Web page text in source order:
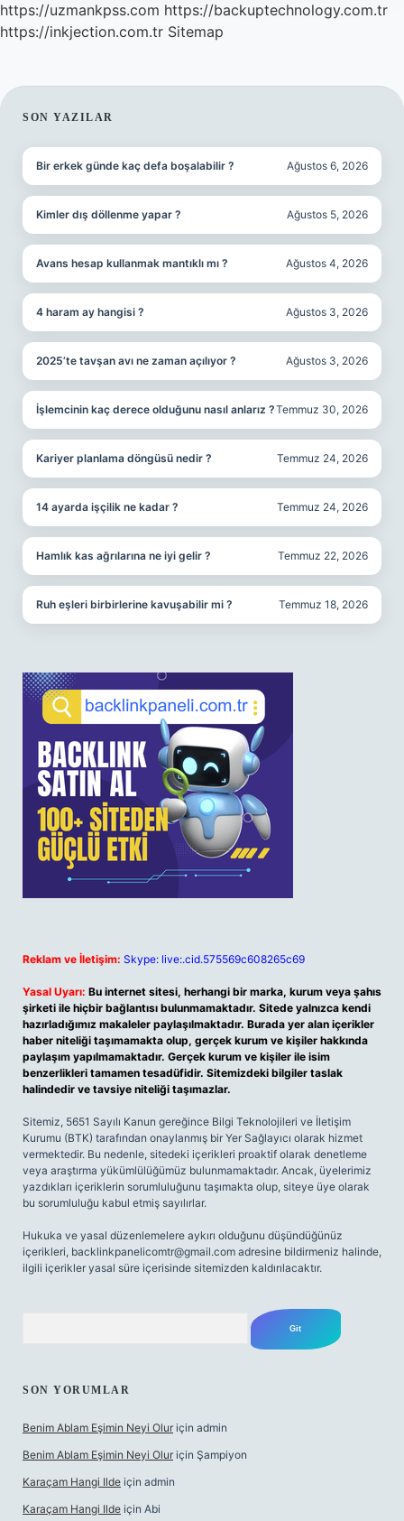
https://uzmankpss.com https://backuptechnology.com.tr
https://inkjection.com.tr Sitemap
SIDEBAR
SON YAZILAR
Bir erkek günde kaç defa boşalabilir ? Ağustos 6, 2026
Kimler dış döllenme yapar ? Ağustos 5, 2026
Avans hesap kullanmak mantıklı mı ? Ağustos 4, 2026
4 haram ay hangisi ? Ağustos 3, 2026
2025’te tavşan avı ne zaman açılıyor ? Ağustos 3, 2026
İşlemcinin kaç derece olduğunu nasıl anlarız ?Temmuz 30, 2026
Kariyer planlama döngüsü nedir ? Temmuz 24, 2026
14 ayarda işçilik ne kadar ? Temmuz 24, 2026
Hamlık kas ağrılarına ne iyi gelir ? Temmuz 22, 2026
Ruh eşleri birbirlerine kavuşabilir mi ? Temmuz 18, 2026
Reklam ve İletişim: Skype: live:.cid.575569c608265c69
Yasal Uyarı: Bu internet sitesi, herhangi bir marka, kurum veya şahıs
şirketi ile hiçbir bağlantısı bulunmamaktadır. Sitede yalnızca kendi
hazırladığımız makaleler paylaşılmaktadır. Burada yer alan içerikler
haber niteliği taşımamakta olup, gerçek kurum ve kişiler hakkında
paylaşım yapılmamaktadır. Gerçek kurum ve kişiler ile isim
benzerlikleri tamamen tesadüfidir. Sitemizdeki bilgiler taslak
halindedir ve tavsiye niteliği taşımazlar.
Sitemiz, 5651 Sayılı Kanun gereğince Bilgi Teknolojileri ve İletişim
Kurumu (BTK) tarafından onaylanmış bir Yer Sağlayıcı olarak hizmet
vermektedir. Bu nedenle, sitedeki içerikleri proaktif olarak denetleme
veya araştırma yükümlülüğümüz bulunmamaktadır. Ancak, üyelerimiz
yazdıkları içeriklerin sorumluluğunu taşımakta olup, siteye üye olarak
bu sorumluluğu kabul etmiş sayılırlar.
Hukuka ve yasal düzenlemelere aykırı olduğunu düşündüğünüz
içerikleri, backlinkpanelicomtr@gmail.com adresine bildirmeniz halinde,
ilgili içerikler yasal süre içerisinde sitemizden kaldırılacaktır.
SON YORUMLAR
Benim Ablam Eşimin Neyi Olur için admin
Benim Ablam Eşimin Neyi Olur için Şampiyon
Karaçam Hangi Ilde için admin
Karaçam Hangi Ilde için Abi